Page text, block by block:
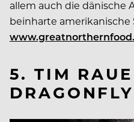
allem auch die dänische
beinharte
5. TIM